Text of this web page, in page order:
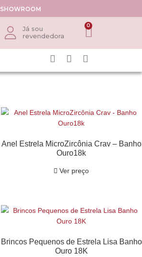
SHOWROOM
Já sou
revendedora
0
Anel Estrela MicroZircônia Crav – Banho
Ouro18k
Ver preço
Brincos Pequenos de Estrela Lisa Banho
Ouro 18K